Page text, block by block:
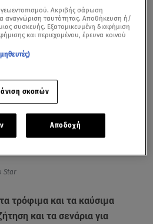
Star
τρόφιμα και τα καύσιμα
και τα σενάρια για
Ακριβής σάρωση
αναγνώριση ταυτότητας. Αποθήκευση ή/
συσκευής. Εξατομικευμένη διαφήμιση
και περιεχομένου, έρευνα κοινού
σκοπών
Αποδοχή